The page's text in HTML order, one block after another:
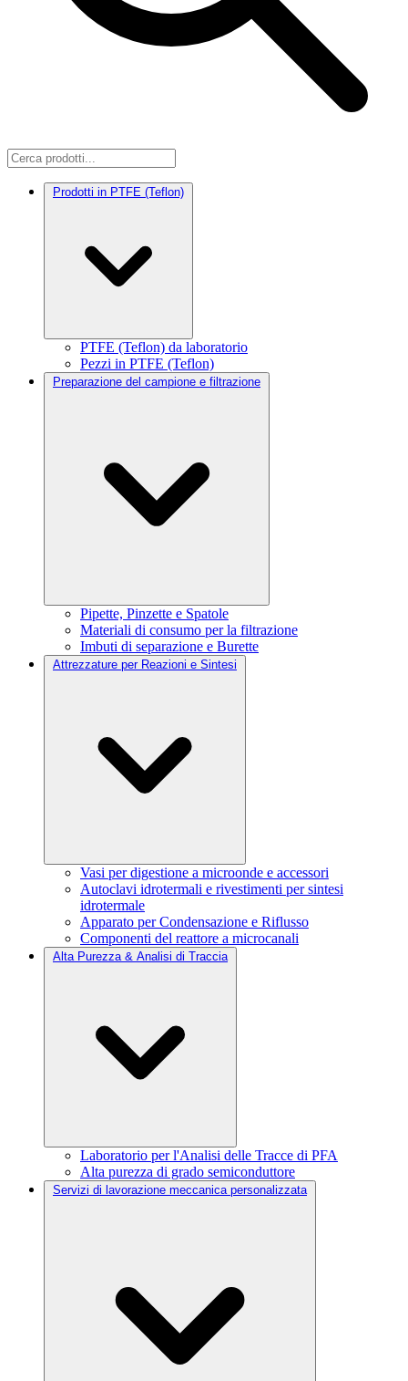
Prodotti in PTFE (Teflon)
PTFE (Teflon) da laboratorio
Pezzi in PTFE (Teflon)
Preparazione del campione e filtrazione
Pipette, Pinzette e Spatole
Materiali di consumo per la filtrazione
Imbuti di separazione e Burette
Attrezzature per Reazioni e Sintesi
Vasi per digestione a microonde e accessori
Autoclavi idrotermali e rivestimenti per sintesi
idrotermale
Apparato per Condensazione e Riflusso
Componenti del reattore a microcanali
Alta Purezza & Analisi di Traccia
Laboratorio per l'Analisi delle Tracce di PFA
Alta purezza di grado semiconduttore
Servizi di lavorazione meccanica personalizzata